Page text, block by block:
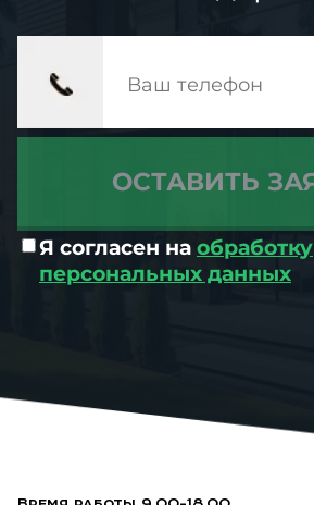
Я согласен на обработку
персональных данных